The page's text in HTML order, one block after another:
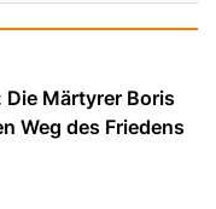
Märtyrer Boris
Weg des Friedens